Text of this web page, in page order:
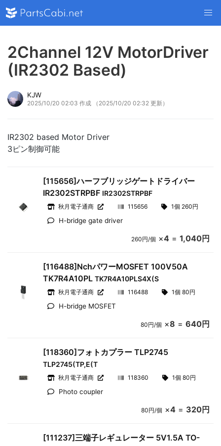
2Channel 12V MotorDriver
(IR2302 Based)
KJW
2025/10/20 02:03 作成 （2025/10/20 02:32 更新）
IR2302 based Motor Driver
3ピン制御可能
[115656]ハーフブリッジゲートドライバー
IR2302STRPBF IR2302STRPBF
秋月電子通商 115656 1個 260円
H-bridge gate driver
260円/個 ×4= 1,040円
[116488]NchパワーMOSFET 100V50A
TK7R4A10PLTK7R4A10PLS4X(S
秋月電子通商 116488 1個 80円
H-bridge MOSFET
80円/個 ×8 = 640円
[118360]フォトカプラー TLP2745
TLP2745(TP,E(T
秋月電子通商 118360 1個 80円
Photo coupler
80円/個 ×4= 320円
[111237]三端子レギュレーター 5V1.5A TO-